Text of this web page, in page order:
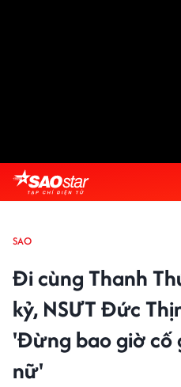
SAO
Đi cùng Thanh
kỷ, NSƯT Đức
'Đừng bao giờ cố
nữ'